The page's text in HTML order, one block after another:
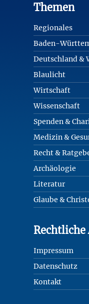
Themen
Regionales
Baden-
Deutschland &
Blaulicht
Wirtschaft
Wissenschaft
Spenden &
Medizin &
Recht &
Archäologie
Literatur
Glaube &
Rechtliche
Impressum
Datenschutz
Kontakt